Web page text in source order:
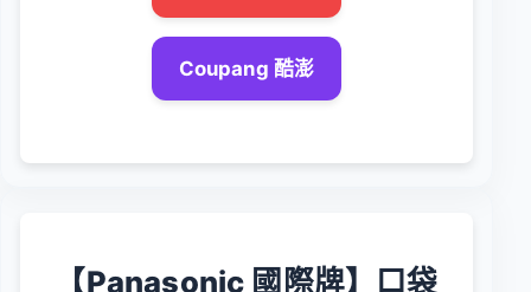
Coupang 酷澎
【Panasonic 國際牌】口袋